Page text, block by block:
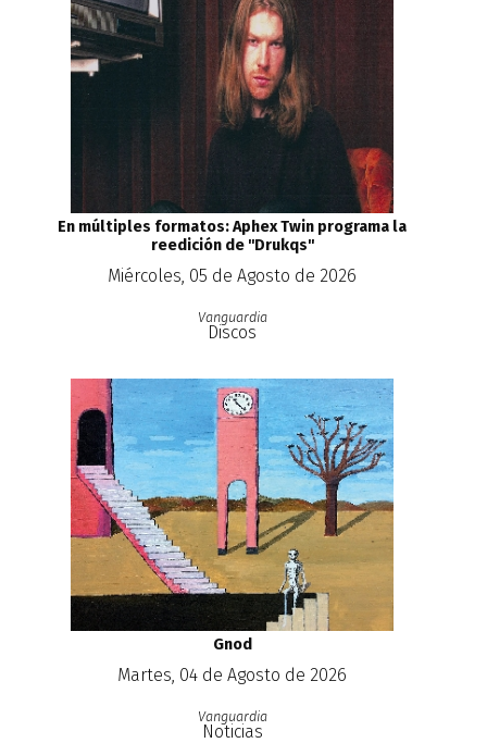
En múltiples formatos: Aphex Twin programa la
reedición de ''Drukqs''
Miércoles, 05 de Agosto de 2026
Vanguardia
Discos
Gnod
Martes, 04 de Agosto de 2026
Vanguardia
Noticias